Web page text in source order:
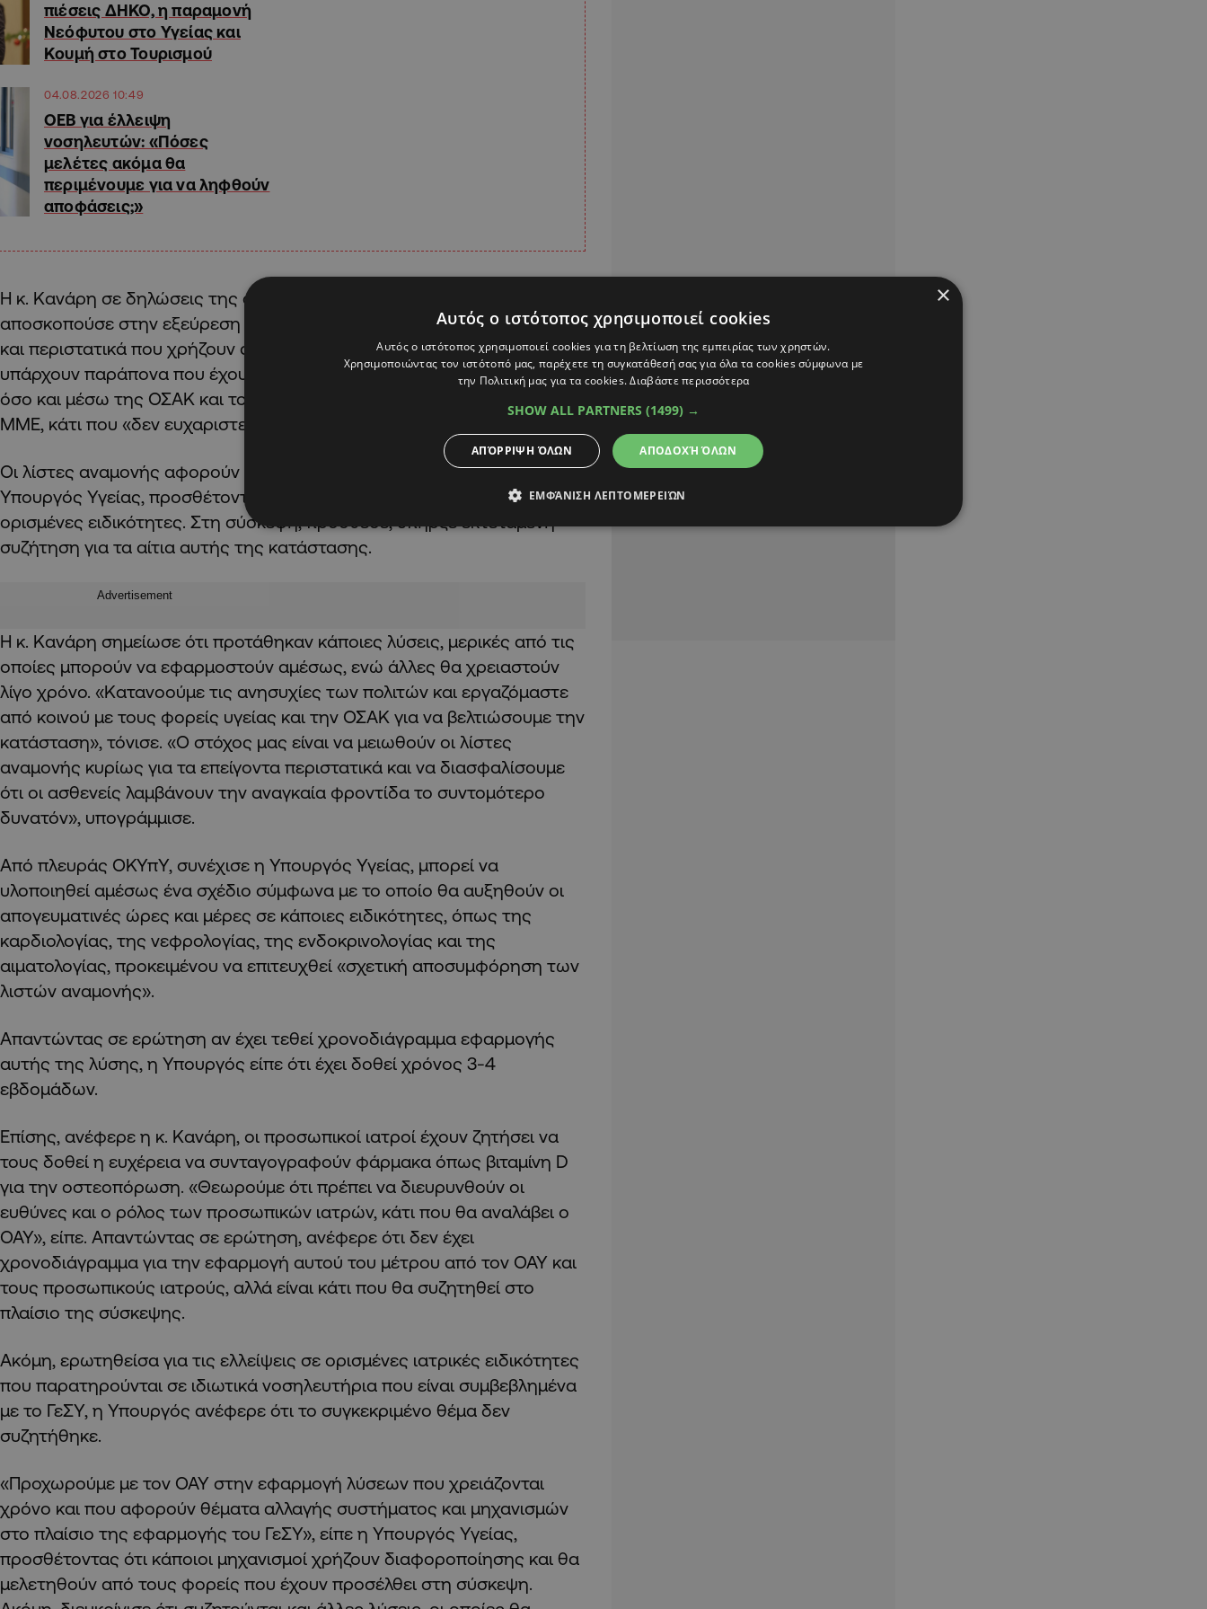
πιέσεις ΔΗΚΟ, η παραμονή
Νεόφυτου στο Υγείας και
Κουμή στο Τουρισμού
04.08.2026 10:49
ΟΕΒ για έλλειψη
νοσηλευτών: «Πόσες
μελέτες ακόμα θα
περιμένουμε για να ληφθούν
αποφάσεις;»
Η κ. Κανάρη σε δηλώσεις της ανέφερε, συγκεκριμένα, ότι η σύσκεψη
αποσκοπούσε στην εξεύρεση λύσεων κυρίως για επείγοντα περιστατικά
και περιστατικά που χρήζουν άμεσης ανταπόκρισης. Πρόσθεσε ότι
υπάρχουν παράπονα που έχουν εκφραστεί τόσο στο Υπουργείο Υγείας
όσο και μέσω της ΟΣΑΚ και του Επιτρόπου του ΓεΣΥ, αλλά και μέσω των
ΜΜΕ, κάτι που «δεν ευχαριστεί κανέναν», όπως είπε.
Οι λίστες αναμονής αφορούν κυρίως τους ειδικούς ιατρούς, εξήγησε η
Υπουργός Υγείας, προσθέτοντας ότι είναι ιδιαίτερα μεγάλες σε
ορισμένες ειδικότητες. Στη σύσκεψη, πρόσθεσε, υπήρξε εκτεταμένη
συζήτηση για τα αίτια αυτής της κατάστασης.
Advertisement
Η κ. Κανάρη σημείωσε ότι προτάθηκαν κάποιες λύσεις, μερικές από τις
οποίες μπορούν να εφαρμοστούν αμέσως, ενώ άλλες θα χρειαστούν
λίγο χρόνο. «Κατανοούμε τις ανησυχίες των πολιτών και εργαζόμαστε
από κοινού με τους φορείς υγείας και την ΟΣΑΚ για να βελτιώσουμε την
κατάσταση», τόνισε. «Ο στόχος μας είναι να μειωθούν οι λίστες
αναμονής κυρίως για τα επείγοντα περιστατικά και να διασφαλίσουμε
ότι οι ασθενείς λαμβάνουν την αναγκαία φροντίδα το συντομότερο
δυνατόν», υπογράμμισε.
Από πλευράς ΟΚΥπΥ, συνέχισε η Υπουργός Υγείας, μπορεί να
υλοποιηθεί αμέσως ένα σχέδιο σύμφωνα με το οποίο θα αυξηθούν οι
απογευματινές ώρες και μέρες σε κάποιες ειδικότητες, όπως της
καρδιολογίας, της νεφρολογίας, της ενδοκρινολογίας και της
αιματολογίας, προκειμένου να επιτευχθεί «σχετική αποσυμφόρηση των
λιστών αναμονής».
Απαντώντας σε ερώτηση αν έχει τεθεί χρονοδιάγραμμα εφαρμογής
αυτής της λύσης, η Υπουργός είπε ότι έχει δοθεί χρόνος 3-4
εβδομάδων.
Επίσης, ανέφερε η κ. Κανάρη, οι προσωπικοί ιατροί έχουν ζητήσει να
τους δοθεί η ευχέρεια να συνταγογραφούν φάρμακα όπως βιταμίνη D
για την οστεοπόρωση. «Θεωρούμε ότι πρέπει να διευρυνθούν οι
ευθύνες και ο ρόλος των προσωπικών ιατρών, κάτι που θα αναλάβει ο
ΟΑΥ», είπε. Απαντώντας σε ερώτηση, ανέφερε ότι δεν έχει
χρονοδιάγραμμα για την εφαρμογή αυτού του μέτρου από τον ΟΑΥ και
τους προσωπικούς ιατρούς, αλλά είναι κάτι που θα συζητηθεί στο
πλαίσιο της σύσκεψης.
Ακόμη, ερωτηθείσα για τις ελλείψεις σε ορισμένες ιατρικές ειδικότητες
που παρατηρούνται σε ιδιωτικά νοσηλευτήρια που είναι συμβεβλημένα
με το ΓεΣΥ, η Υπουργός ανέφερε ότι το συγκεκριμένο θέμα δεν
συζητήθηκε.
«Προχωρούμε με τον ΟΑΥ στην εφαρμογή λύσεων που χρειάζονται
χρόνο και που αφορούν θέματα αλλαγής συστήματος και μηχανισμών
στο πλαίσιο της εφαρμογής του ΓεΣΥ», είπε η Υπουργός Υγείας,
προσθέτοντας ότι κάποιοι μηχανισμοί χρήζουν διαφοροποίησης και θα
μελετηθούν από τους φορείς που έχουν προσέλθει στη σύσκεψη.
×
Αυτός ο ιστότοπος χρησιμοποιεί cookies
Αυτός ο ιστότοπος χρησιμοποιεί cookies για τη βελτίωση της εμπειρίας των χρηστών.
Χρησιμοποιώντας τον ιστότοπό μας, παρέχετε τη συγκατάθεσή σας για όλα τα cookies σύμφωνα με
την Πολιτική μας για τα cookies.Διαβάστε περισσότερα
SHOW ALL PARTNERS (1499) →
ΑΠΟΔΟΧΉ ΌΛΩΝ
ΑΠΌΡΡΙΨΗ ΌΛΩΝ
ΕΜΦΆΝΙΣΗ ΛΕΠΤΟΜΕΡΕΙΏΝ